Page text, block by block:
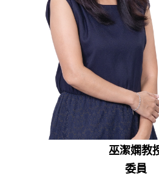
巫潔嫻教
委員